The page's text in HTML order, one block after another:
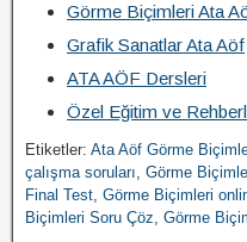
Görme Biçimleri Ata
Grafik Sanatlar Ata Aöf
ATA AÖF Dersleri
Özel Eğitim ve
Etiketler: Ata Aöf Görme
çalışma soruları, Görme
Final Test, Görme Biçimleri
Biçimleri Soru Çöz, Görme